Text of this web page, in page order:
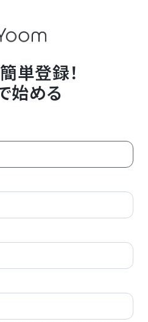
単登録！
始める